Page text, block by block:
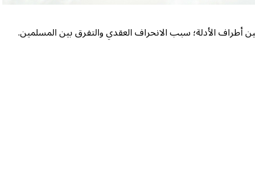
أطراف الأدلة؛ سبب الانحراف العقدي والتفرق بين المسلمين.